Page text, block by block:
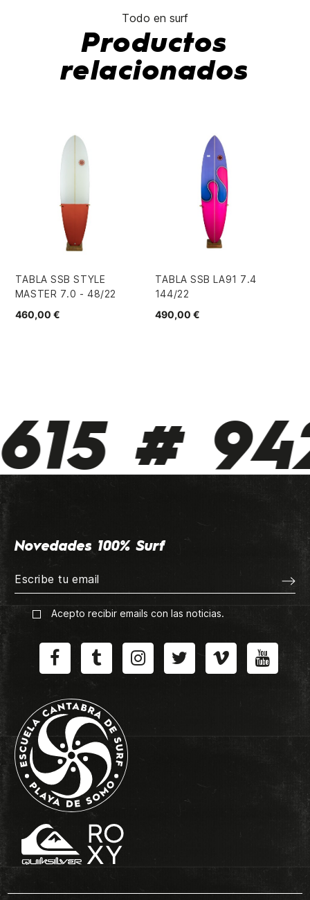
Todo en surf
Productos
relacionados
TABLA SSB STYLE
MASTER 7.0 - 48/22
460,00 €
TABLA SSB LA91 7.4
144/22
490,00 €
#
Novedades 100% Surf
Acepto recibir emails con las noticias.